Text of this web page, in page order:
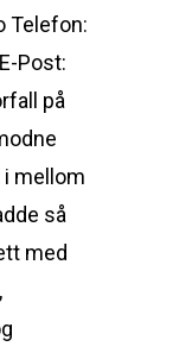
Telefon:
Post:
på
i mellom
så
med